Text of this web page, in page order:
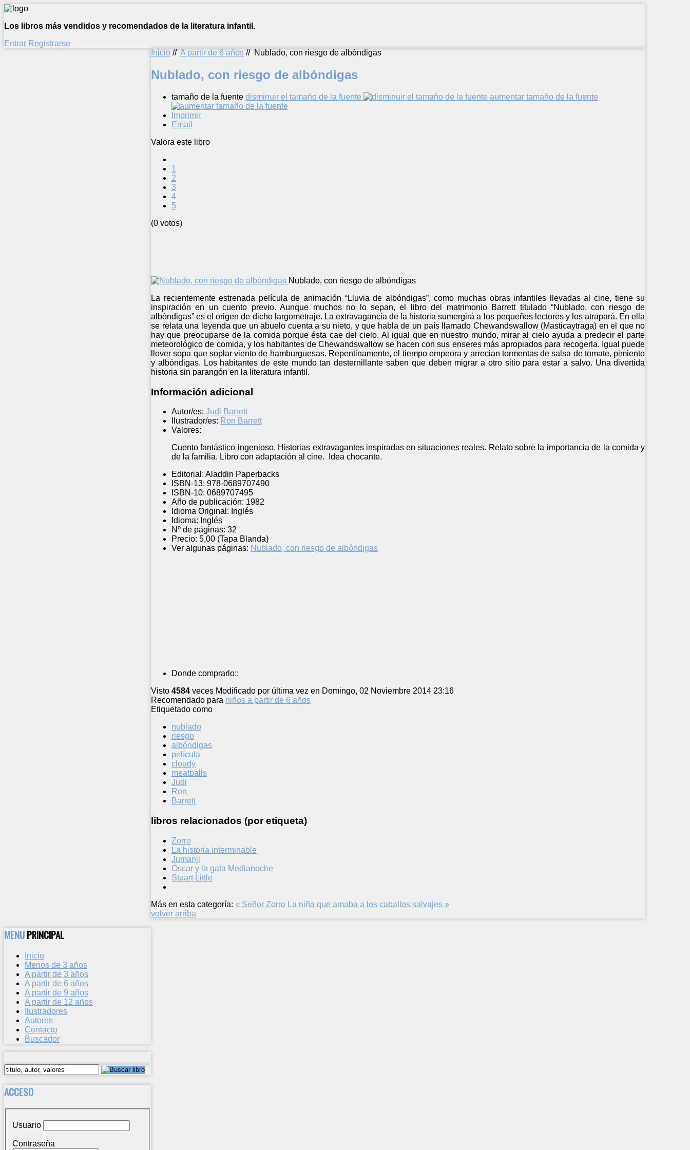
Los libros más vendidos y recomendados de la literatura infantil.
Entrar Registrarse
Inicio // A partir de 6 años // Nublado, con riesgo de albóndigas
Nublado, con riesgo de albóndigas
tamaño de la fuente disminuir el tamaño de la fuente aumentar tamaño de la fuente
Imprimir
Email
Valora este libro
1
2
3
4
5
(0 votos)
Nublado, con riesgo de albóndigas
La recientemente estrenada película de animación “Lluvia de albóndigas”, como muchas obras infantiles llevadas al cine, tiene su
inspiración en un cuento previo. Aunque muchos no lo sepan, el libro del matrimonio Barrett titulado “Nublado, con riesgo de
albóndigas” es el origen de dicho largometraje. La extravagancia de la historia sumergirá a los pequeños lectores y los atrapará. En ella
se relata una leyenda que un abuelo cuenta a su nieto, y que habla de un país llamado Chewandswallow (Masticaytraga) en el que no
hay que preocuparse de la comida porque ésta cae del cielo. Al igual que en nuestro mundo, mirar al cielo ayuda a predecir el parte
meteorológico de comida, y los habitantes de Chewandswallow se hacen con sus enseres más apropiados para recogerla. Igual puede
llover sopa que soplar viento de hamburguesas. Repentinamente, el tiempo empeora y arrecian tormentas de salsa de tomate, pimiento
y albóndigas. Los habitantes de este mundo tan desternillante saben que deben migrar a otro sitio para estar a salvo. Una divertida
historia sin parangón en la literatura infantil.
Información adicional
Autor/es: Judi Barrett
Ilustrador/es: Ron Barrett
Valores:
Cuento fantástico ingenioso. Historias extravagantes inspiradas en situaciones reales. Relato sobre la importancia de la comida y
de la familia. Libro con adaptación al cine. Idea chocante.
Editorial: Aladdin Paperbacks
ISBN-13: 978-0689707490
ISBN-10: 0689707495
Año de publicación: 1982
Idioma Original: Inglés
Idioma: Inglés
Nº de páginas: 32
Precio: 5,00 (Tapa Blanda)
Ver algunas páginas: Nublado, con riesgo de albóndigas
Donde comprarlo::
Visto 4584 veces Modificado por última vez en Domingo, 02 Noviembre 2014 23:16
Recomendado para niños a partir de 6 años
Etiquetado como
nublado
riesgo
albóndigas
película
cloudy
meatballs
Judi
Ron
Barrett
libros relacionados (por etiqueta)
Zorro
La historia interminable
Jumanji
Óscar y la gata Medianoche
Stuart Little
Más en esta categoría: « Señor Zorro La niña que amaba a los caballos salvajes »
volver arriba
MENUPRINCIPAL
Inicio
Menos de 3 años
A partir de 3 años
A partir de 6 años
A partir de 9 años
A partir de 12 años
Ilustradores
Autores
Contacto
Buscador
ACCESO
Usuario
Contraseña